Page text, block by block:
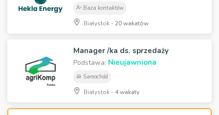
Baza kontaktów
Białystok -20 wakatów
Manager /ka ds. sprzedaży
Podstawa: Nieujawniona
Samochód
Białystok - 4 wakaty